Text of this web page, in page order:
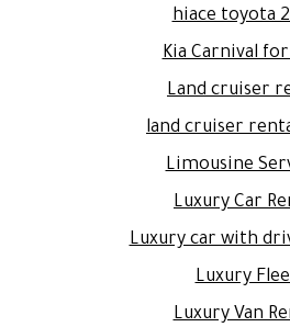
hiace toyota
Kia Carnival
Land cruiser
land cruiser
Limousine
Luxury Car
Luxury car with
Luxury
Luxury Van